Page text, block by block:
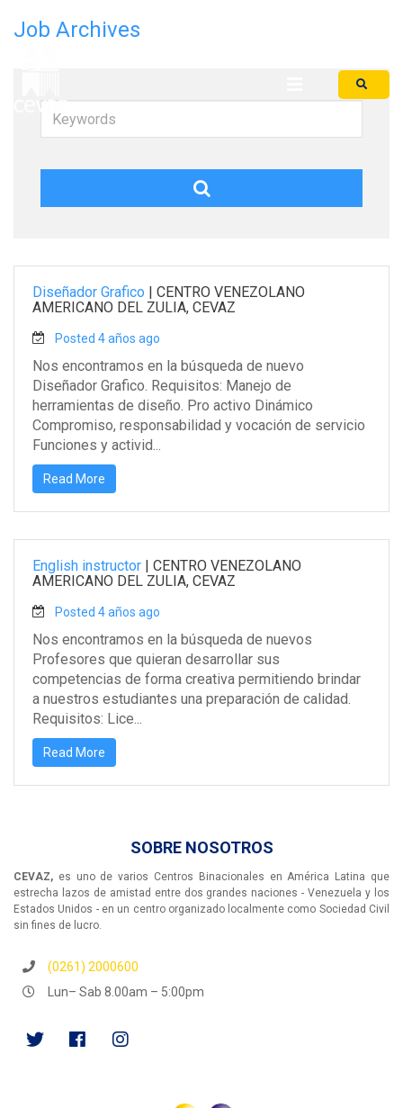
Job Archives
Keywords
Diseñador Grafico | CENTRO VENEZOLANO
AMERICANO DEL ZULIA, CEVAZ
Posted 4 años ago
Nos encontramos en la búsqueda de nuevo
Diseñador Grafico. Requisitos: Manejo de
herramientas de diseño. Pro activo Dinámico
Compromiso, responsabilidad y vocación de servicio
Funciones y activid...
Read More
English instructor | CENTRO VENEZOLANO
AMERICANO DEL ZULIA, CEVAZ
Posted 4 años ago
Nos encontramos en la búsqueda de nuevos
Profesores que quieran desarrollar sus
competencias de forma creativa permitiendo brindar
a nuestros estudiantes una preparación de calidad.
Requisitos: Lice...
Read More
SOBRE NOSOTROS
CEVAZ, es uno de varios Centros Binacionales en América Latina que
estrecha lazos de amistad entre dos grandes naciones - Venezuela y los
Estados Unidos - en un centro organizado localmente como Sociedad Civil
sin fines de lucro.
(0261) 2000600
Lun– Sab 8.00am – 5:00pm